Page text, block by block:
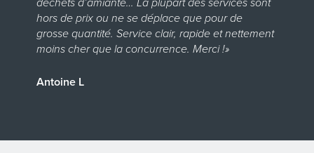
hors de prix ou ne se déplace que pour de
grosse quantité. Service clair, rapide et nettement
moins cher que la concurrence. Merci !»
Antoine L